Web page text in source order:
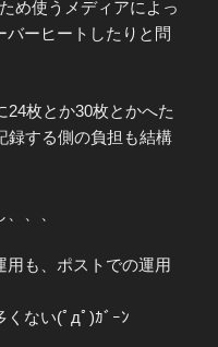
め使うメディアによっ
ーヒートしたりと問
24枚とか30枚とかへた
録する側の負担も結構
、、
用も、ポストでの運用
くない(ﾟдﾟ)ｶﾞｰﾝ